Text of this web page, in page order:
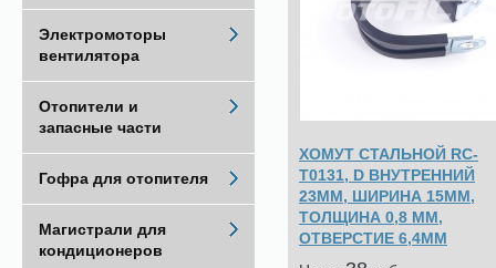
ХОМУТ СТАЛЬНОЙ RC-
T0131, D ВНУТРЕННИЙ
23ММ, ШИРИНА 15ММ,
ТОЛЩИНА 0,8 ММ,
ОТВЕРСТИЕ 6,4ММ
Электромоторы
вентилятора
Отопители и
запасные части
Гофра для отопителя
Магистрали для
кондиционеров